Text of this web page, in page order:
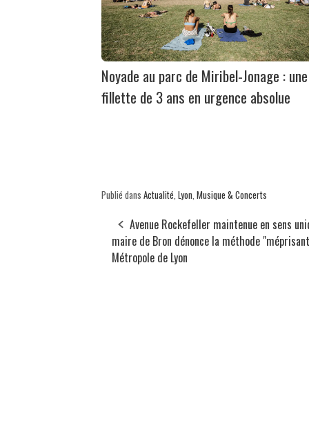
Noyade au parc de Miribel-Jonage : une
fillette de 3 ans en urgence absolue
Publié dans Actualité Lyon Musique & Concerts
Avenue Rockefeller maintenue en sens
maire de Bron dénonce la méthode
Métropole de Lyon